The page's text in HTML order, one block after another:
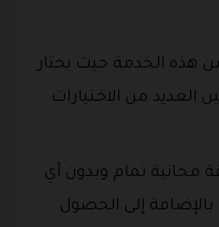
هذه الخدمة حيث يحتار
العديد من الاختيارات
مجانية تمام وبدون أي
إلى الحصول